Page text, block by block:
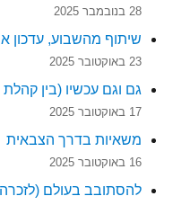
28 בנובמבר 2025
שיתוף מהשבוע, עדכון
23 באוקטובר 2025
גם וגם עכשיו (בין קהלת
17 באוקטובר 2025
משאיות בדרך הצבאית
16 באוקטובר 2025
להסתובב בעולם (לזכרה